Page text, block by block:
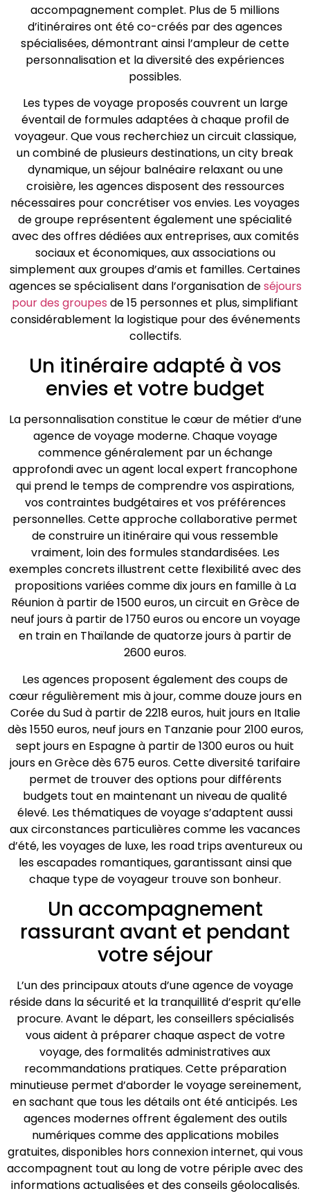
accompagnement complet. Plus de 5 millions
d’itinéraires ont été co-créés par des agences
spécialisées, démontrant ainsi l’ampleur de cette
personnalisation et la diversité des expériences
possibles.
Les types de voyage proposés couvrent un large
éventail de formules adaptées à chaque profil de
voyageur. Que vous recherchiez un circuit classique,
un combiné de plusieurs destinations, un city break
dynamique, un séjour balnéaire relaxant ou une
croisière, les agences disposent des ressources
nécessaires pour concrétiser vos envies. Les voyages
de groupe représentent également une spécialité
avec des offres dédiées aux entreprises, aux comités
sociaux et économiques, aux associations ou
simplement aux groupes d’amis et familles. Certaines
agences se spécialisent dans l’organisation deséjours
pour des groupes de 15 personnes et plus, simplifiant
considérablement la logistique pour des événements
collectifs.
Un itinéraire adapté à vos
envies et votre budget
La personnalisation constitue le cœur de métier d’une
agence de voyage moderne. Chaque voyage
commence généralement par un échange
approfondi avec un agent local expert francophone
qui prend le temps de comprendre vos aspirations,
vos contraintes budgétaires et vos préférences
personnelles. Cette approche collaborative permet
de construire un itinéraire qui vous ressemble
vraiment, loin des formules standardisées. Les
exemples concrets illustrent cette flexibilité avec des
propositions variées comme dix jours en famille à La
Réunion à partir de 1500 euros, un circuit en Grèce de
neuf jours à partir de 1750 euros ou encore un voyage
en train en Thaïlande de quatorze jours à partir de
2600 euros.
Les agences proposent également des coups de
cœur régulièrement mis à jour, comme douze jours en
Corée du Sud à partir de 2218 euros, huit jours en Italie
dès 1550 euros, neuf jours en Tanzanie pour 2100 euros,
sept jours en Espagne à partir de 1300 euros ou huit
jours en Grèce dès 675 euros. Cette diversité tarifaire
permet de trouver des options pour différents
budgets tout en maintenant un niveau de qualité
élevé. Les thématiques de voyage s’adaptent aussi
aux circonstances particulières comme les vacances
d’été, les voyages de luxe, les road trips aventureux ou
les escapades romantiques, garantissant ainsi que
chaque type de voyageur trouve son bonheur.
Un accompagnement
rassurant avant et pendant
votre séjour
L’un des principaux atouts d’une agence de voyage
réside dans la sécurité et la tranquillité d’esprit qu’elle
procure. Avant le départ, les conseillers spécialisés
vous aident à préparer chaque aspect de votre
voyage, des formalités administratives aux
recommandations pratiques. Cette préparation
minutieuse permet d’aborder le voyage sereinement,
en sachant que tous les détails ont été anticipés. Les
agences modernes offrent également des outils
numériques comme des applications mobiles
gratuites, disponibles hors connexion internet, qui vous
accompagnent tout au long de votre périple avec des
informations actualisées et des conseils géolocalisés.